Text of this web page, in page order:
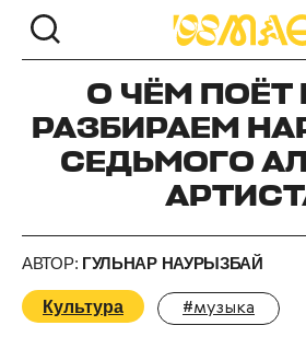
О ЧЁМ ПОЁТ
РАЗБИРАЕМ
СЕДЬМОГО
АВТОР: ГУЛЬНАР НАУРЫЗБАЙ
Культура #музыка